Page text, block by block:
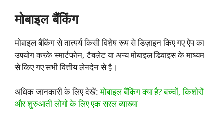
मोबाइल बैंकिंग
मोबाइल बैंकिंग से तात्पर्य किसी विशेष रूप से डिज़ाइन किए गए ऐप का
उपयोग करके स्मार्टफोन, टैबलेट या अन्य मोबाइल डिवाइस के माध्यम
से किए गए सभी वित्तीय लेनदेन से है।
अधिक जानकारी के लिए देखें:मोबाइल बैंकिंग क्या है? बच्चों, किशोरों
और शुरुआती लोगों के लिए एक सरल व्याख्या